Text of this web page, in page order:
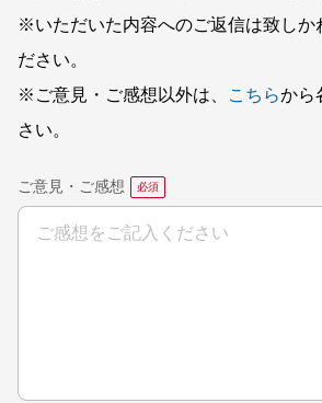
※いただいた内容へのご返信は致しか
ださい。
※ご意見・ご感想以外は、
こちらから
さい。
ご意見・ご感想